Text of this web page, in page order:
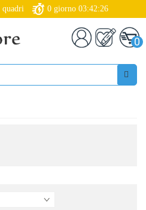
quadri 0 giorno 03:42:26
0